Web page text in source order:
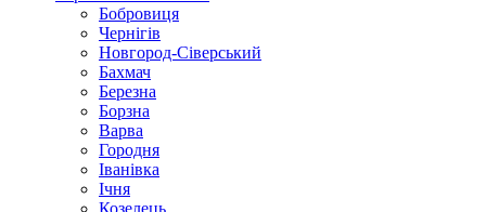
Бобровиця
Чернігів
Новгород-Сіверський
Бахмач
Березна
Борзна
Варва
Городня
Іванівка
Ічня
Козелець